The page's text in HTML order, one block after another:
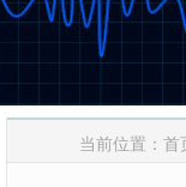
当前位置： 首